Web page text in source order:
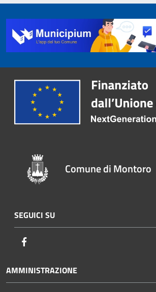
Comune di Montoro
SEGUICI SU
AMMINISTRAZIONE